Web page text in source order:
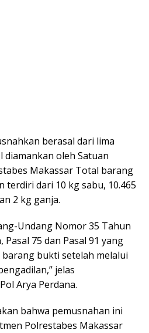
berasal dari lima
oleh Satuan
Makassar Total barang
terdiri dari 10 kg sabu, 10.465
2 kg ganja.
Undang Nomor 35 Tahun
75 dan Pasal 91 yang
bukti setelah melalui
jelas
Arya Perdana.
bahwa pemusnahan ini
Polrestabes Makassar